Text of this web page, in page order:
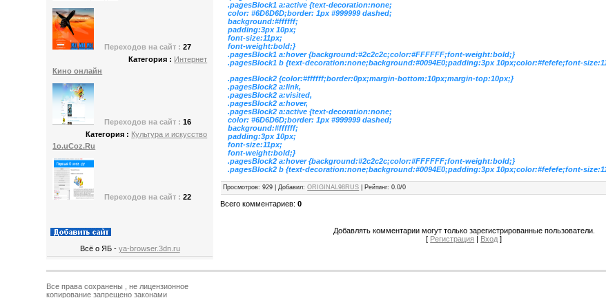
Переходов на сайт : 27
Категория : Интернет
Кино онлайн
Переходов на сайт : 16
Категория : Культура и искусство
1o.uСoz.Ru
Переходов на сайт : 22
Всё о ЯБ - ya-browser.3dn.ru
.pagesBlock1 a:active {text-decoration:none;
color: #6D6D6D;border: 1px #999999 dashed;
background:#ffffff;
padding:3px 10px;
font-size:11px;
font-weight:bold;}
.pagesBlock1 a:hover {background:#2c2c2c;color:#FFFFFF;font-weight:bold;}
.pagesBlock1 b {text-decoration:none;background:#0094E0;padding:3px 10px;color:#fefefe;font-
.pagesBlock2 {color:#ffffff;border:0px;margin-bottom:10px;margin-top:10px;}
.pagesBlock2 a:link,
.pagesBlock2 a:visited,
.pagesBlock2 a:hover,
.pagesBlock2 a:active {text-decoration:none;
color: #6D6D6D;border: 1px #999999 dashed;
background:#ffffff;
padding:3px 10px;
font-size:11px;
font-weight:bold;}
.pagesBlock2 a:hover {background:#2c2c2c;color:#FFFFFF;font-weight:bold;}
.pagesBlock2 b {text-decoration:none;background:#0094E0;padding:3px 10px;color:#fefefe;font-
Просмотров: 929 | Добавил:ORIGINAL98RUS Рейтинг:0.0/0
Всего комментариев:0
Добавлять комментарии могут только зарегистрированные пользователи.
[ Регистрация | Вход ]
Все права сохранены , не лицензионное
копирование запрещено законами